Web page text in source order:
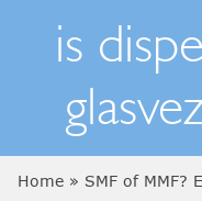
is
Home » SMF of MMF?